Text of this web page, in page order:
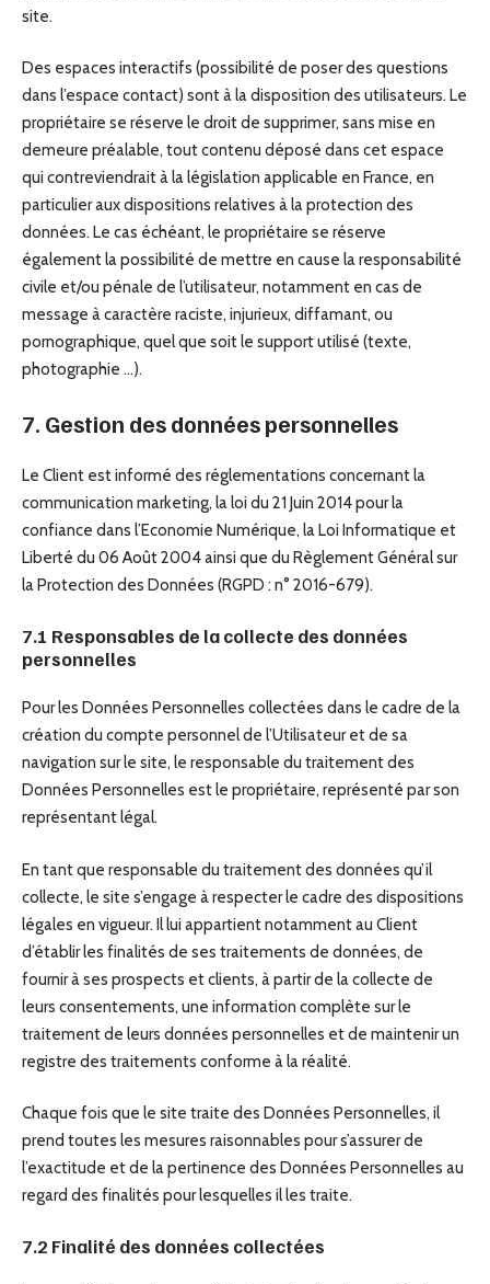
site.
Des espaces interactifs (possibilité de poser des questions
dans l’espace contact) sont à la disposition des utilisateurs. Le
propriétaire se réserve le droit de supprimer, sans mise en
demeure préalable, tout contenu déposé dans cet espace
qui contreviendrait à la législation applicable en France, en
particulier aux dispositions relatives à la protection des
données. Le cas échéant, le propriétaire se réserve
également la possibilité de mettre en cause la responsabilité
civile et/ou pénale de l’utilisateur, notamment en cas de
message à caractère raciste, injurieux, diffamant, ou
pornographique, quel que soit le support utilisé (texte,
photographie …).
7. Gestion des données personnelles
Le Client est informé des réglementations concernant la
communication marketing, la loi du 21 Juin 2014 pour la
confiance dans l’Economie Numérique, la Loi Informatique et
Liberté du 06 Août 2004 ainsi que du Règlement Général sur
la Protection des Données (RGPD : n° 2016-679).
7.1 Responsables de la collecte des données
personnelles
Pour les Données Personnelles collectées dans le cadre de la
création du compte personnel de l’Utilisateur et de sa
navigation sur le site, le responsable du traitement des
Données Personnelles est le propriétaire, représenté par son
représentant légal.
En tant que responsable du traitement des données qu’il
collecte, le site s’engage à respecter le cadre des dispositions
légales en vigueur. Il lui appartient notamment au Client
d’établir les finalités de ses traitements de données, de
fournir à ses prospects et clients, à partir de la collecte de
leurs consentements, une information complète sur le
traitement de leurs données personnelles et de maintenir un
registre des traitements conforme à la réalité.
Chaque fois que le site traite des Données Personnelles, il
prend toutes les mesures raisonnables pour s’assurer de
l’exactitude et de la pertinence des Données Personnelles au
regard des finalités pour lesquelles il les traite.
7.2 Finalité des données collectées